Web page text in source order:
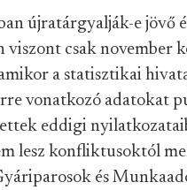
újratárgyalják-e jövő
viszont csak november
a statisztikai
vonatkozó adatokat
eddigi
lesz konfliktusoktól
és